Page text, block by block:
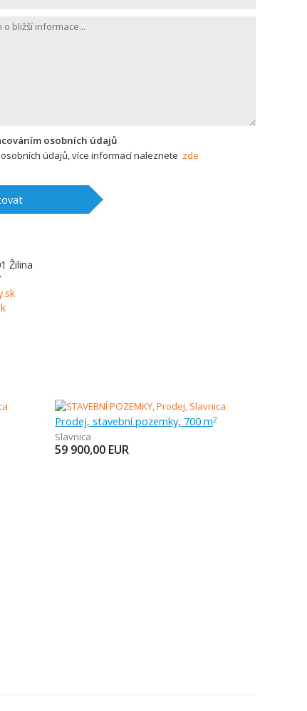
osobních údajů
údajů, více informací naleznete zde
Žilina
Prodej, stavební pozemky, 700 m2
Slavnica
59 900,00 EUR